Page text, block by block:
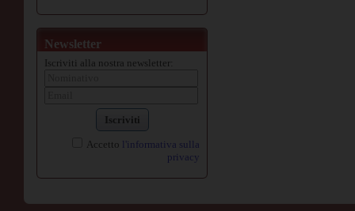
Newsletter
Iscriviti alla nostra newsletter:
Iscriviti
Accetto l'informativa sulla
privacy